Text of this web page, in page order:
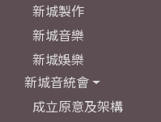
新城製作
新城音樂
新城娛樂
新城音統會
成立原意及架構